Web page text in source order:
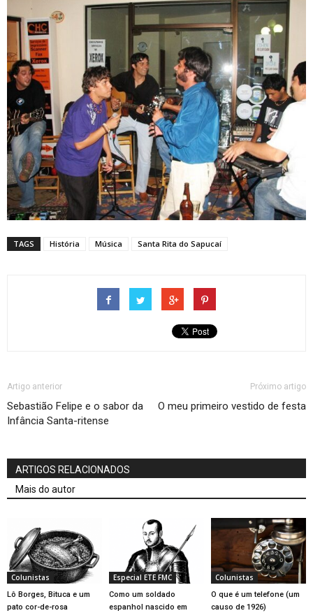
TAGS História Música Santa Rita do Sapucaí
Artigo anterior
Sebastião Felipe e o sabor da
Infância Santa-ritense
Próximo artigo
O meu primeiro vestido de festa
ARTIGOS RELACIONADOS
Mais do autor
Colunistas
Lô Borges, Bituca e um
pato cor-de-rosa
Especial ETE FMC
Como um soldado
espanhol nascido em
Colunistas
O que é um telefone (um
causo de 1926)